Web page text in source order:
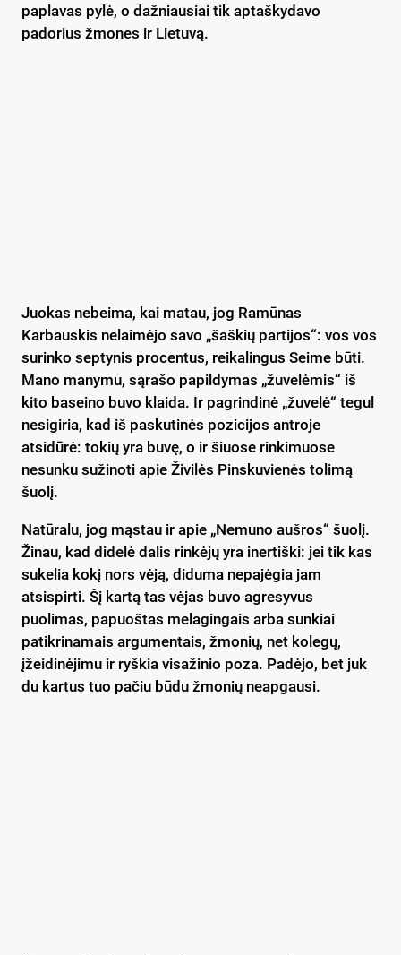
paplavas pylė, o dažniausiai tik aptaškydavo
padorius žmones ir Lietuvą.
Juokas nebeima, kai matau, jog Ramūnas
Karbauskis nelaimėjo savo „šaškių partijos“: vos vos
surinko septynis procentus, reikalingus Seime būti.
Mano manymu, sąrašo papildymas „žuvelėmis“ iš
kito baseino buvo klaida. Ir pagrindinė „žuvelė“ tegul
nesigiria, kad iš paskutinės pozicijos antroje
atsidūrė: tokių yra buvę, o ir šiuose rinkimuose
nesunku sužinoti apie Živilės Pinskuvienės tolimą
šuolį.
Natūralu, jog mąstau ir apie „Nemuno aušros“ šuolį.
Žinau, kad didelė dalis rinkėjų yra inertiški: jei tik kas
sukelia kokį nors vėją, diduma nepajėgia jam
atsispirti. Šį kartą tas vėjas buvo agresyvus
puolimas, papuoštas melagingais arba sunkiai
patikrinamais argumentais, žmonių, net kolegų,
įžeidinėjimu ir ryškia visažinio poza. Padėjo, bet juk
du kartus tuo pačiu būdu žmonių neapgausi.